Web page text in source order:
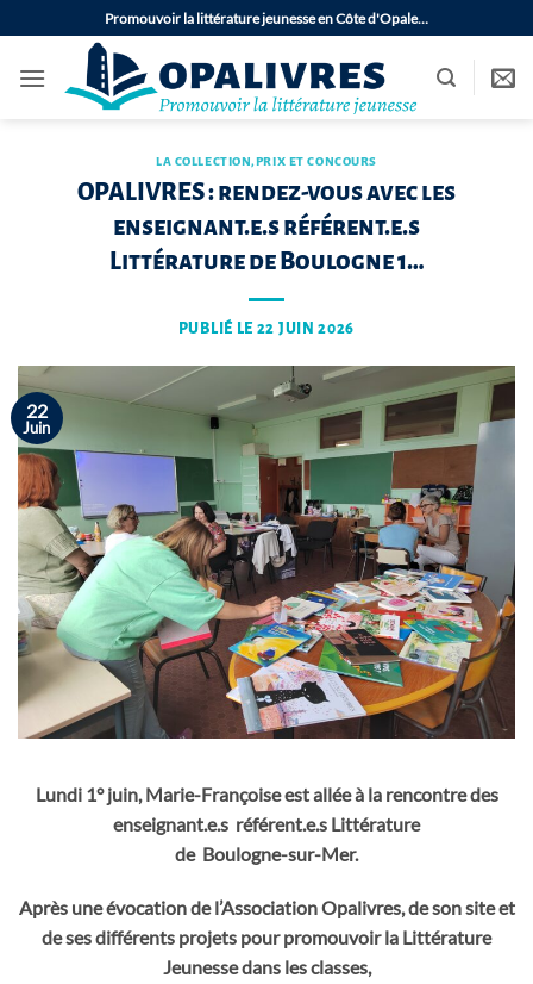
au
contenu
Promouvoir la littérature jeunesse en Côte d'Opale…
LA COLLECTION,PRIX ET CONCOURS
OPALIVRES : rendez-vous avec les
enseignant.e.s référent.e.s
Littérature de Boulogne 1…
PUBLIÉ LE 22 JUIN 2026
22
Juin
Lundi 1° juin, Marie-Françoise est allée à la rencontre des
enseignant.e.s référent.e.s Littérature
de Boulogne-sur-Mer.
Après une évocation de l’Association Opalivres, de son site et
de ses différents projets pour promouvoir la Littérature
Jeunesse dans les classes,